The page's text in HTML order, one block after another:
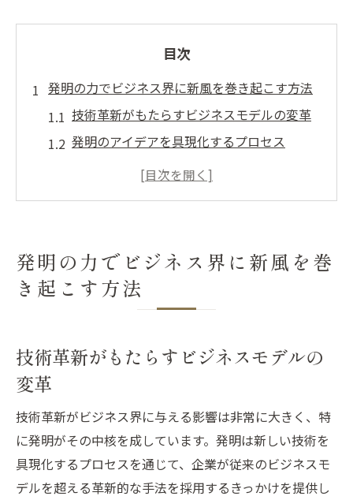
目次
発明の力でビジネス界に新風を巻き起こす方法
技術革新がもたらすビジネスモデルの変革
発明のアイデアを具現化するプロセス
スタートアップにおける発明の役割
技術とビジネスの融合による新たな可能性
ビジネスの未来を切り開く発明の役割とその戦
略
競争優位を確立する発明戦略
発明を支えるエコシステムの構築
発明と持続可能なビジネス成長
技術革新をリードするリーダーシップ
世界市場での成功を目指す発明によるビジネス
発明の力でビジネス界に新風を巻
き起こす方法
技術革新がもたらすビジネスモデルの
変革
技術革新がビジネス界に与える影響は非常に大きく、特
に発明がその中核を成しています。発明は新しい技術を
具現化するプロセスを通じて、企業が従来のビジネスモ
デルを超える革新的な手法を採用するきっかけを提供し